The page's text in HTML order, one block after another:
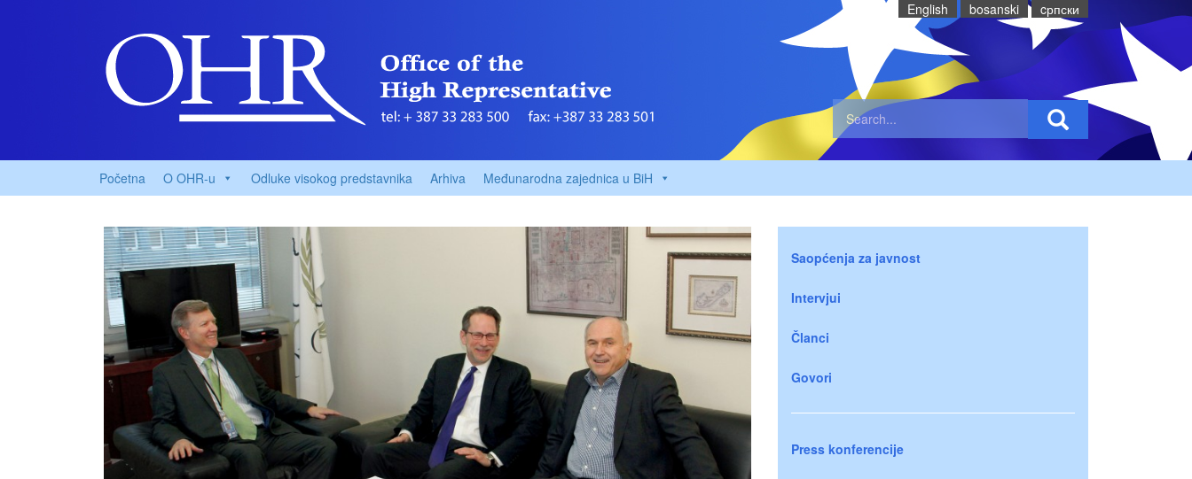
English bosanski cрпски
Početna O OHR-u Odluke visokog predstavnika Arhiva Međunarodna zajednica u BiH
Saopćenja za javnost
Intervjui
Članci
Govori
Press konferencije